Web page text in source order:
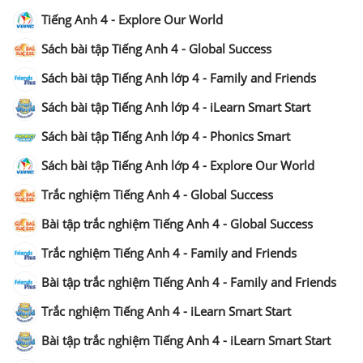
Tiếng Anh 4 - Explore Our World
Sách bài tập Tiếng Anh 4 - Global Success
Sách bài tập Tiếng Anh lớp 4 - Family and Friends
Sách bài tập Tiếng Anh lớp 4 - iLearn Smart Start
Sách bài tập Tiếng Anh lớp 4 - Phonics Smart
Sách bài tập Tiếng Anh lớp 4 - Explore Our World
Trắc nghiệm Tiếng Anh 4 - Global Success
Bài tập trắc nghiệm Tiếng Anh 4 - Global Success
Trắc nghiệm Tiếng Anh 4 - Family and Friends
Bài tập trắc nghiệm Tiếng Anh 4 - Family and Friends
Trắc nghiệm Tiếng Anh 4 - iLearn Smart Start
Bài tập trắc nghiệm Tiếng Anh 4 - iLearn Smart Start